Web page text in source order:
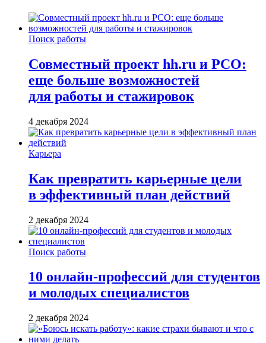
Поиск работы
Совместный проект hh.ru и РСО:
еще больше возможностей
для работы и стажировок
4 декабря 2024
Карьера
Как превратить карьерные цели
в эффективный план действий
2 декабря 2024
Поиск работы
10 онлайн-профессий для студентов
и молодых специалистов
2 декабря 2024